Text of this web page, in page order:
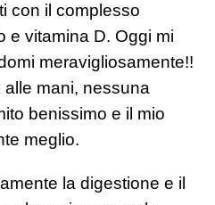
con il complesso
e vitamina D. Oggi mi
meravigliosamente!!
mani, nessuna
benissimo e il mio
meglio.
la digestione e il